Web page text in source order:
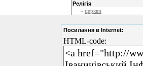
Релігія
» церкви
Посилання в Internet:
HTML-code: